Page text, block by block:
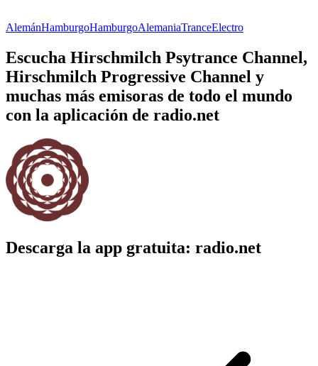
AlemánHamburgoHamburgoAlemaniaTranceElectro
Escucha Hirschmilch Psytrance Channel,
Hirschmilch Progressive Channel y
muchas más emisoras de todo el mundo
con la aplicación de radio.net
Descarga la app gratuita: radio.net